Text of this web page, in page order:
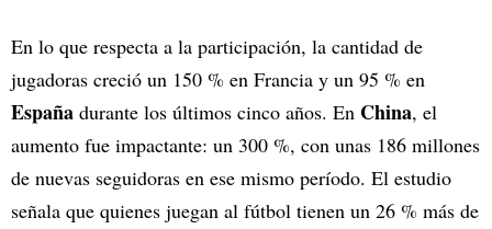
En lo que respecta a la participación, la cantidad de
jugadoras creció un 150 % en Francia y un 95 % en
España durante los últimos cinco años. En China, el
aumento fue impactante: un 300 %, con unas 186 millones
de nuevas seguidoras en ese mismo período. El estudio
señala que quienes juegan al fútbol tienen un 26 % más de